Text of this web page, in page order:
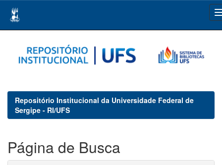
navigation
Repositório Institucional da Universidade Federal de
Sergipe - RI/UFS
Página de Busca